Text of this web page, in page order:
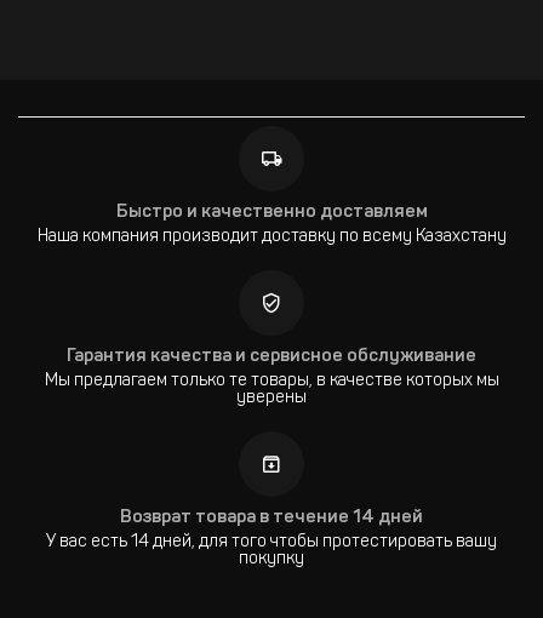
Быстро и качественно доставляем
Наша компания производит доставку по всему Казахстану
Гарантия качества и сервисное обслуживание
Мы предлагаем только те товары, в качестве которых мы
уверены
Возврат товара в течение 14 дней
У вас есть 14 дней, для того чтобы протестировать вашу
покупку